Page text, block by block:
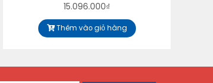
15.096.000₫
Thêm vào giỏ hàng